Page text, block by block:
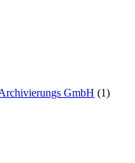
GmbH (1)